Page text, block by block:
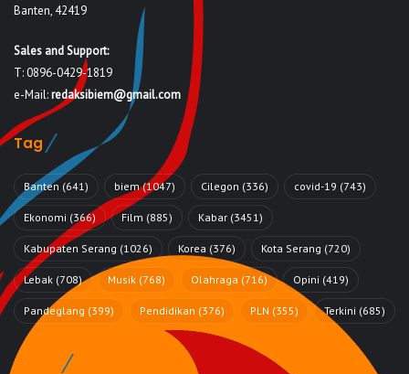
Banten, 42419
Sales and Support:
T: 0896-0429-1819
e-Mail:redaksibiem@gmail.com
Tag
Banten (641) biem(1047) Cilegon (336) covid-19 (743)
Ekonomi (366) Film (885) Kabar (3451)
Kabupaten Serang (1026) Korea (376) Kota Serang (720)
Lebak (708) Musik (768) Olahraga (716) Opini (419)
Pandeglang (399) Pendidikan (376) PLN (355) Terkini (685)
Rubrik